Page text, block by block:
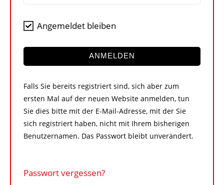
KONTAKT
Angemeldet bleiben
ANMELDEN
Falls Sie bereits registriert sind, sich aber zum
ersten Mal auf der neuen Website anmelden, tun
Sie dies bitte mit der E-Mail-Adresse, mit der Sie
sich registriert haben, nicht mit Ihrem bisherigen
Benutzernamen. Das Passwort bleibt unverändert.
Passwort vergessen?